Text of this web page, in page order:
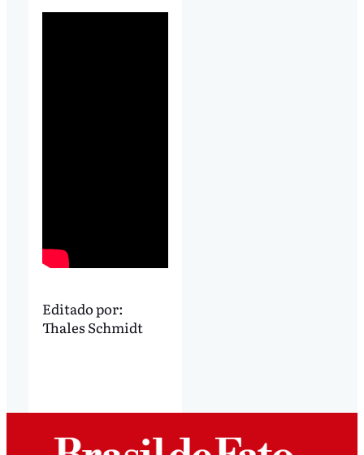
Editado por:
Thales Schmidt